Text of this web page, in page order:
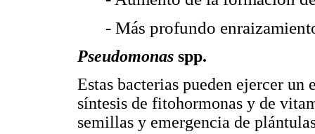
- Más profundo
Pseudomonas spp.
Estas bacterias pueden ejercer
síntesis de fitohormonas y de
semillas y emergencia de